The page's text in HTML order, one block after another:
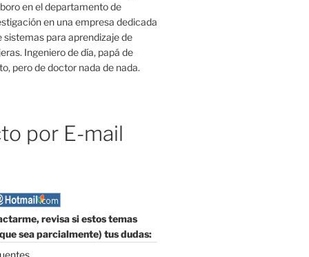
en el departamento de
en una empresa dedicada
sistemas para aprendizaje de
Ingeniero de día, papá de
pero de doctor nada de nada.
por E-mail
revisa si estos temas
sea parcialmente) tus dudas: